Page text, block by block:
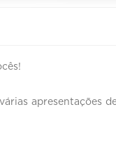
apresentações